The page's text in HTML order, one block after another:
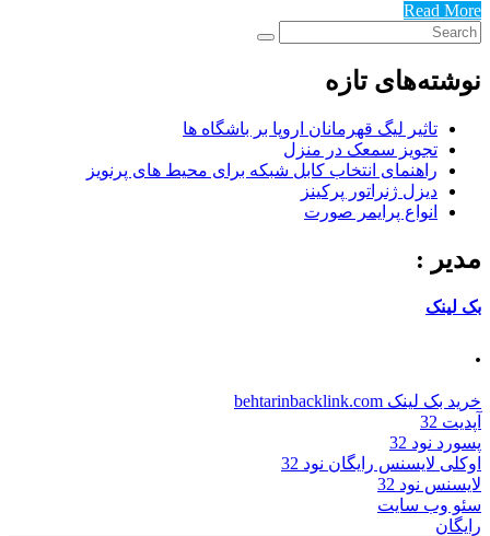
Read More
نوشته‌های تازه
تاثیر لیگ قهرمانان اروپا بر باشگاه ها
تجویز سمعک در منزل
راهنمای انتخاب کابل شبکه برای محیط های پرنویز
دیزل ژنراتور پرکینز
انواع پرایمر صورت
مدیر :
بک لینک
.
خرید بک لینک behtarinbacklink.com
آپدیت 32
پسورد نود 32
اوکلی لایسنس رایگان نود 32
لایسنس نود 32
سئو وب سایت
رایگان